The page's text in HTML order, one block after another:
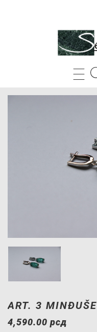
Minđuše
-
ART. 3 MINĐUŠE
4,590.00 рсд